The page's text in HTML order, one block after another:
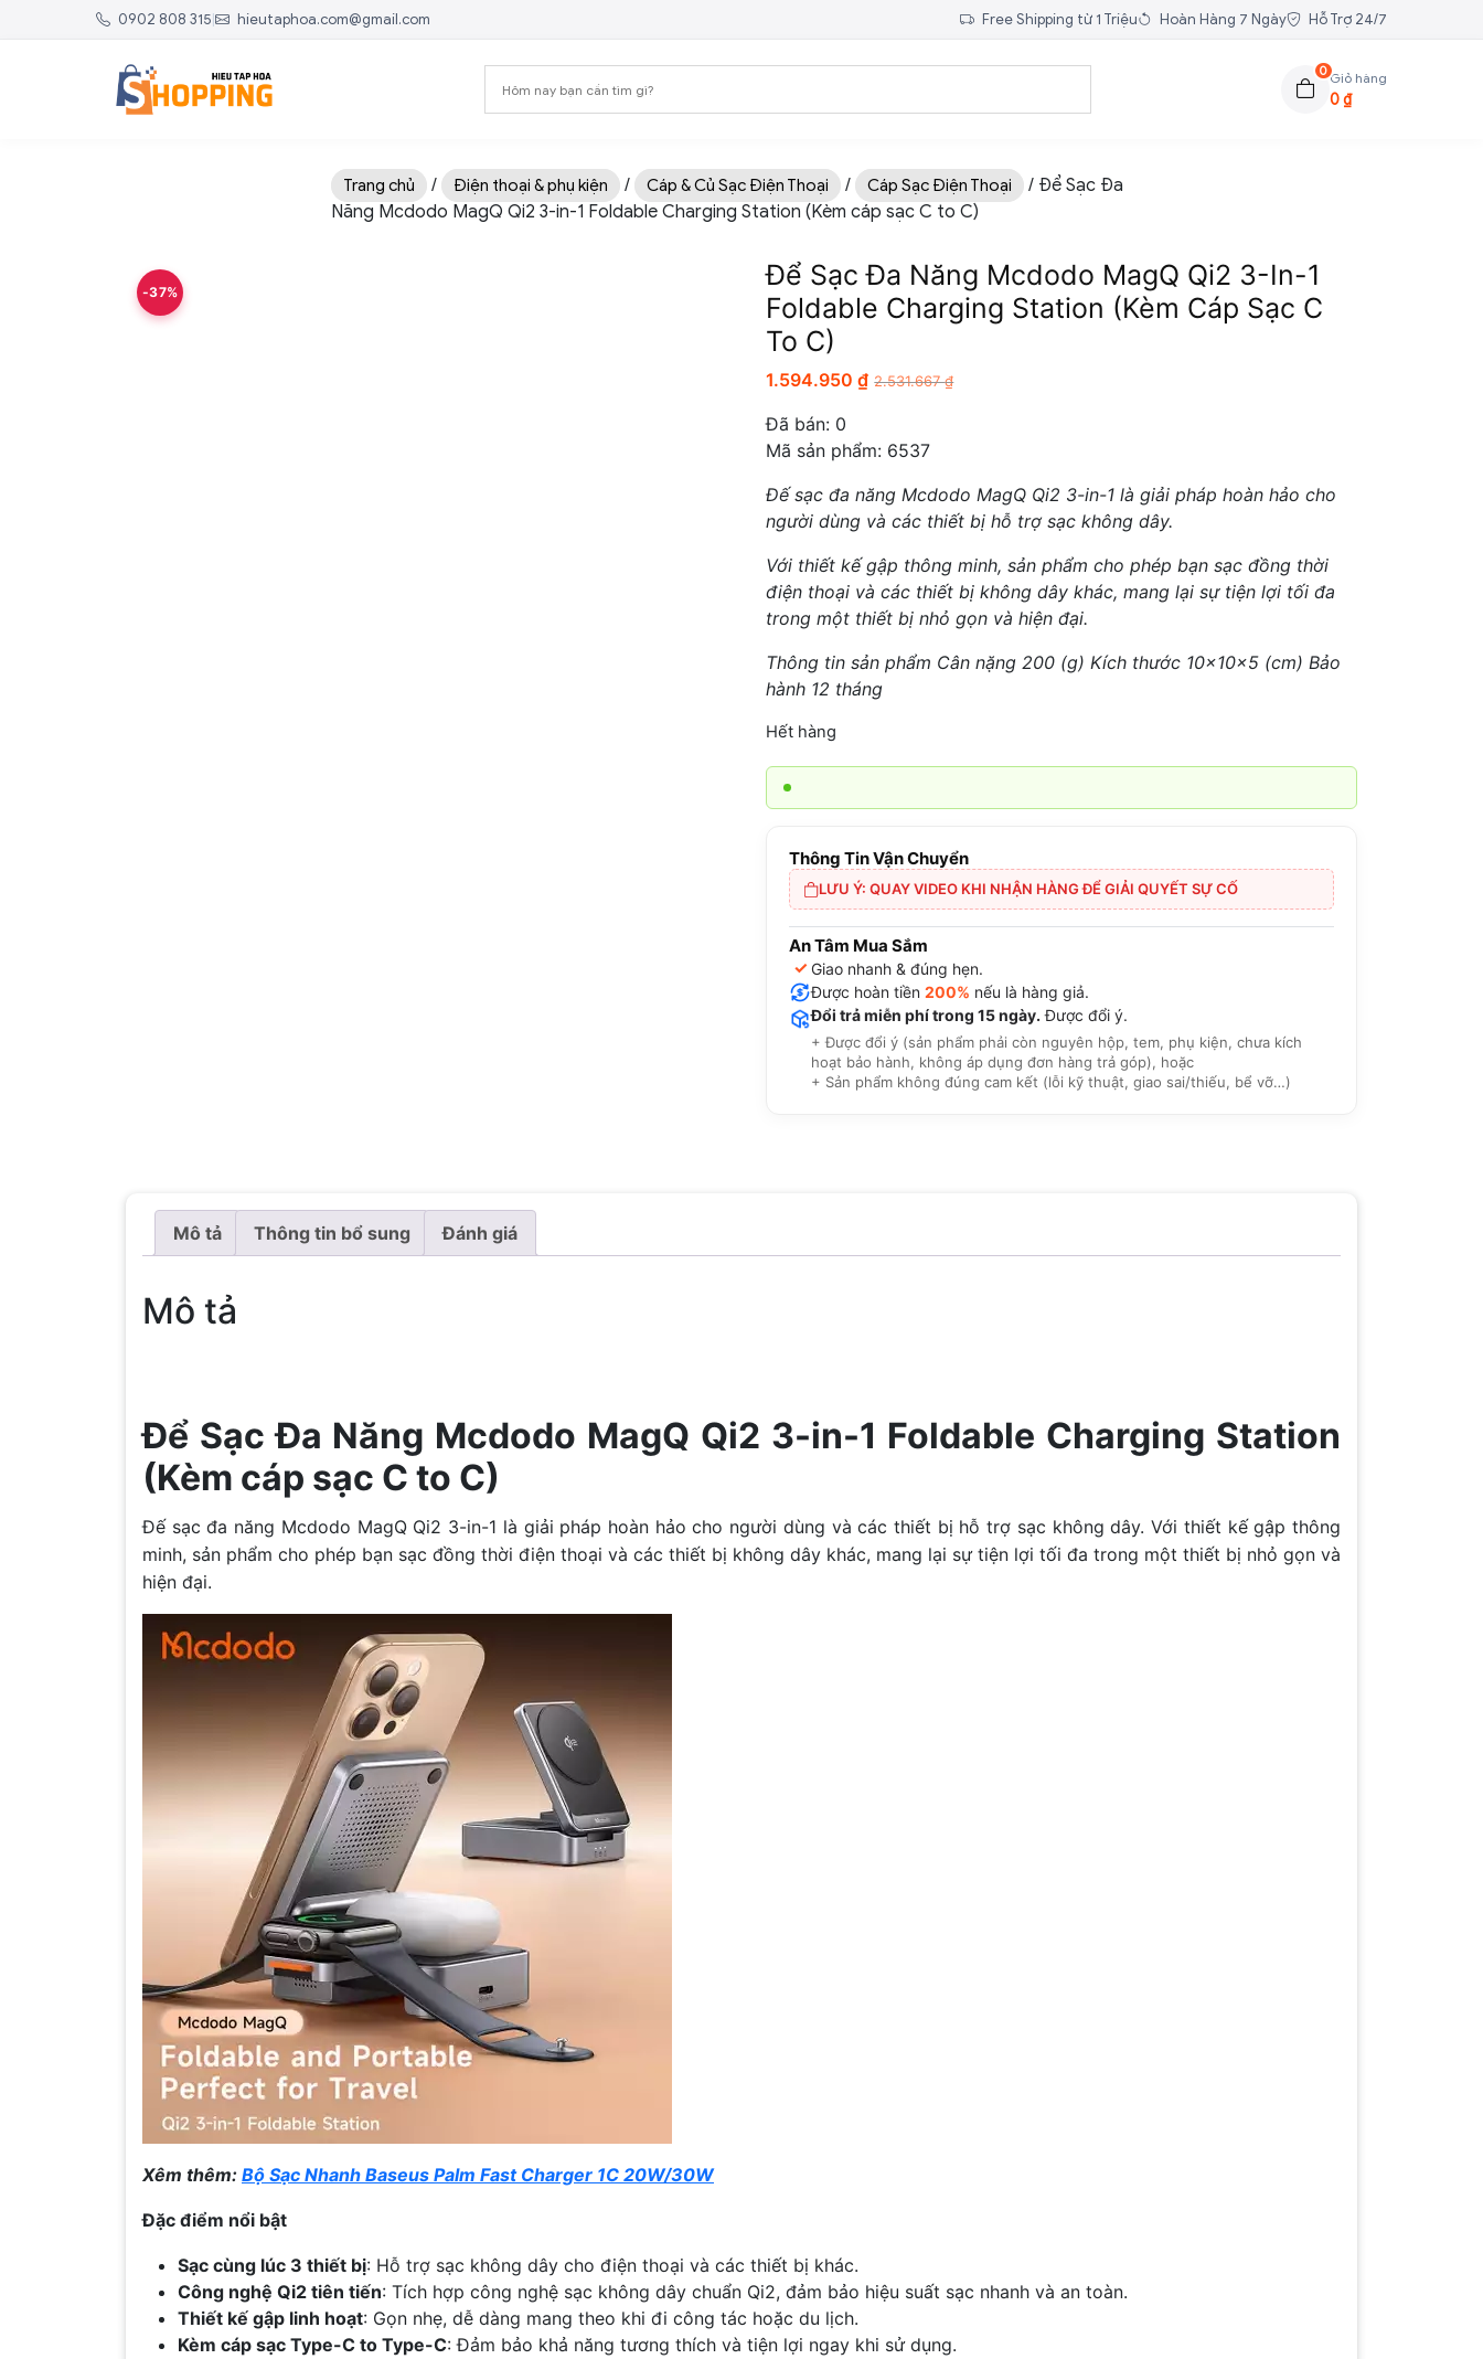
0902 808 315| hieutaphoa.com@gmail.com Free Shipping từ 1 Triệu Hoàn Hàng 7 Ngày Hỗ Trợ 24/7
0Giỏ hàng
0₫
Trang chủ / Điện thoại & phụ kiện / Cáp & Củ Sạc Điện Thoại / Cáp Sạc Điện Thoại
/ Để Sạc Đa
Năng Mcdodo MagQ Qi2 3-in-1 Foldable Charging Station (Kèm cáp sạc C to C)
-37%
Để Sạc Đa Năng Mcdodo MagQ Qi2 3-In-1
Foldable Charging Station (Kèm Cáp Sạc C
To C)
1.594.950₫ 2.531.667₫
Đã bán: 0
Mã sản phẩm: 6537
Đế sạc đa năng Mcdodo MagQ Qi2 3-in-1 là giải pháp hoàn hảo cho
người dùng và các thiết bị hỗ trợ sạc không dây.
Với thiết kế gập thông minh, sản phẩm cho phép bạn sạc đồng thời
điện thoại và các thiết bị không dây khác, mang lại sự tiện lợi tối đa
trong một thiết bị nhỏ gọn và hiện đại.
Thông tin sản phẩm Cân nặng 200 (g) Kích thước 10x10x5 (cm) Bảo
hành 12 tháng
Hết hàng
Thông Tin Vận Chuyển
LƯU Ý: QUAY VIDEO KHI NHẬN HÀNG ĐỂ GIẢI QUYẾT SỰ CỐ
An Tâm Mua Sắm
✓ Giao nhanh & đúng hẹn.
Được hoàn tiền200% nếu là hàng giả.
Đổi trả miễn phí trong 15 ngày. Được đổi ý.
+ Được đổi ý (sản phẩm phải còn nguyên hộp, tem, phụ kiện, chưa kích
hoạt bảo hành, không áp dụng đơn hàng trả góp), hoặc
+ Sản phẩm không đúng cam kết (lỗi kỹ thuật, giao sai/thiếu, bể vỡ…)
Mô tả Thông tin bổ sung Đánh giá
Mô tả
Để Sạc Đa Năng Mcdodo MagQ Qi2 3-in-1 Foldable Charging Station
(Kèm cáp sạc C to C)
Đế sạc đa năng Mcdodo MagQ Qi2 3-in-1 là giải pháp hoàn hảo cho người dùng và các thiết bị hỗ trợ sạc không dây. Với thiết kế gập thông
minh, sản phẩm cho phép bạn sạc đồng thời điện thoại và các thiết bị không dây khác, mang lại sự tiện lợi tối đa trong một thiết bị nhỏ gọn và
hiện đại.
Xêm thêm: Bộ Sạc Nhanh Baseus Palm Fast Charger 1C 20W/30W
Đặc điểm nổi bật
Sạc cùng lúc 3 thiết bị: Hỗ trợ sạc không dây cho điện thoại và các thiết bị khác.
Công nghệ Qi2 tiên tiến: Tích hợp công nghệ sạc không dây chuẩn Qi2, đảm bảo hiệu suất sạc nhanh và an toàn.
Thiết kế gập linh hoạt: Gọn nhẹ, dễ dàng mang theo khi đi công tác hoặc du lịch.
Kèm cáp sạc Type-C to Type-C: Đảm bảo khả năng tương thích và tiện lợi ngay khi sử dụng.